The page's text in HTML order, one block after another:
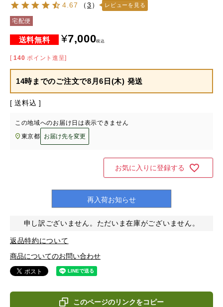
4.67 （3 ） レビューを見る
宅配便
¥7,000税込
[ 140 ポイント進呈]
14時までのご注文で8月6日(木) 発送
送料込
この地域へのお届け日は表示できません
東京都
お届け先を変更
お気に入りに登録する
再入荷お知らせ
申し訳ございません。ただいま在庫がございません。
返品特約について
商品についてのお問い合わせ
このページのリンクをコピー